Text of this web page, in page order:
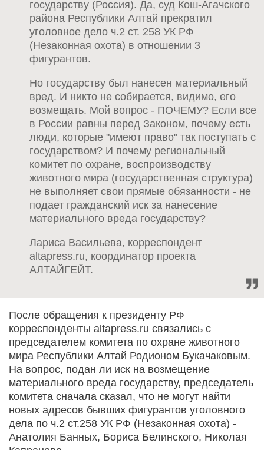
государству (Россия). Да, суд Кош-Агачского
района Республики Алтай прекратил
уголовное дело ч.2 ст. 258 УК РФ
(Незаконная охота) в отношении 3
фигурантов.
Но государству был нанесен материальный
вред. И никто не собирается, видимо, его
возмещать. Мой вопрос - ПОЧЕМУ? Если все
в России равны перед Законом, почему есть
люди, которые "имеют право" так поступать с
государством? И почему региональный
комитет по охране, воспроизводству
животного мира (государственная структура)
не выполняет свои прямые обязанности - не
подает гражданский иск за нанесение
материального вреда государству?
Лариса Васильева, корреспондент
altapress.ru, координатор проекта
АЛТАЙГЕЙТ.
После обращения к президенту РФ
корреспонденты altapress.ru связались с
председателем комитета по охране животного
мира Республики Алтай Родионом Букачаковым.
На вопрос, подан ли иск на возмещение
материального вреда государству, председатель
комитета сначала сказал, что не могут найти
новых адресов бывших фигурантов уголовного
дела по ч.2 ст.258 УК РФ (Незаконная охота) -
Анатолия Банных, Бориса Белинского, Николая